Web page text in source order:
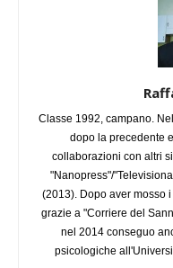
Classe 1992, campano.
dopo la precedente
collaborazioni con altri
"Nanopress"/
(2013). Dopo aver mosso
grazie a "Corriere del
nel 2014 conseguo
psicologiche